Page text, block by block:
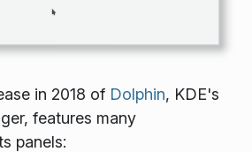
in 2018 of Dolphin, KDE's
features many
panels: